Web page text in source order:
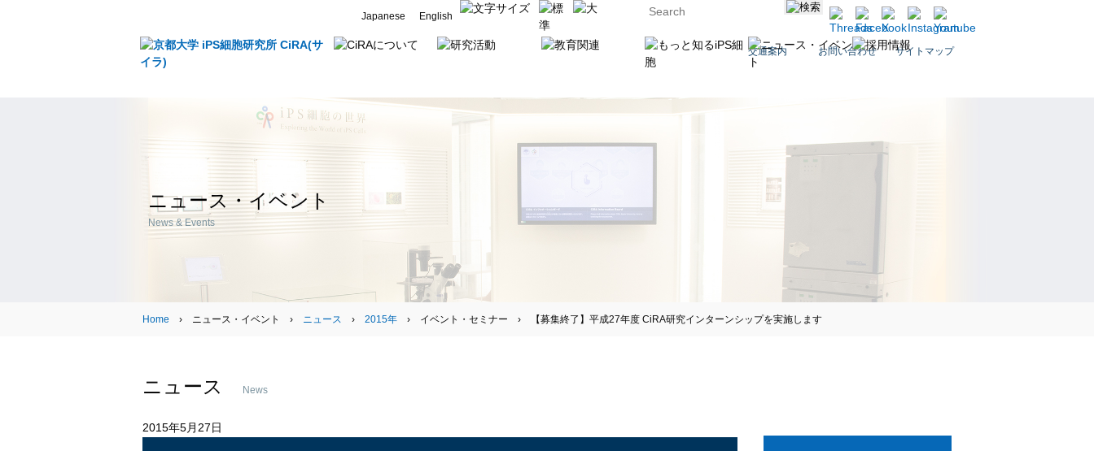
Japanese English
交通案内 お問い合わせ サイトマップ
ニュース・イベント
News & Events
Home › ニュース・イベント › ニュース › 2015年› イベント・セミナー › 【募集終了】平成27年度 CiRA研究インターンシップを実施します
ニュース News
2015年5月27日